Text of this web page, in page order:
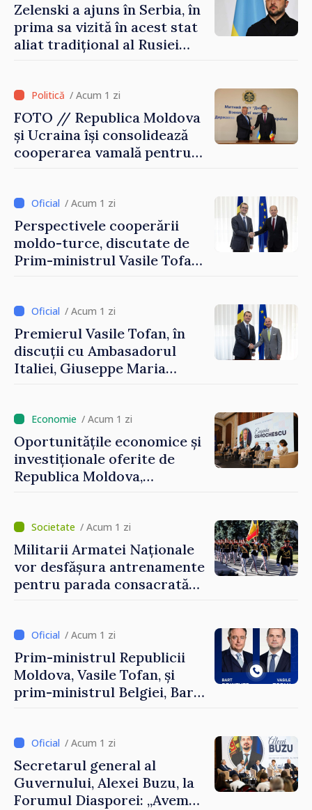
Zelenski a ajuns în Serbia, în
prima sa vizită în acest stat
aliat tradițional al Rusiei
/ Acum 1 zi
FOTO // Republica Moldova
și Ucraina își consolidează
cooperarea vamală pentru
Reuniune la Moghiliov-
Podolsk
/ Acum 1 zi
Perspectivele cooperării
moldo-turce, discutate de
Prim-ministrul Vasile Tofan
/ Acum 1 zi
Premierul Vasile Tofan, în
discuții cu Ambasadorul
Italiei, Giuseppe Maria
/ Acum 1 zi
Oportunitățile economice și
investiționale oferite de
Republica Moldova,
Forumul Diasporei
/ Acum 1 zi
Militarii Armatei Naționale
vor desfășura antrenamente
pentru parada consacrată
/ Acum 1 zi
Prim-ministrul Republicii
Moldova, Vasile Tofan, și
prim-ministrul Belgiei, Bart
al Republicii Moldova.
/ Acum 1 zi
Secretarul general al
Guvernului, Alexei Buzu, la
Forumul Diasporei: „Avem